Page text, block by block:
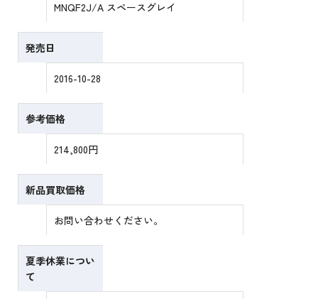
MNQF2J/A スペースグレイ
発売日
2016-10-28
参考価格
214,800円
新品買取価格
お問い合わせください。
夏季休業につい
て